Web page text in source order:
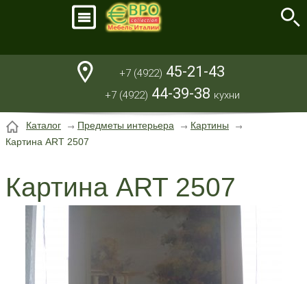
+7 (4922) 45-21-43
+7 (4922) 44-39-38 кухни
Каталог Предметы интерьера
Картины
Картина ART 2507
Картина ART 2507